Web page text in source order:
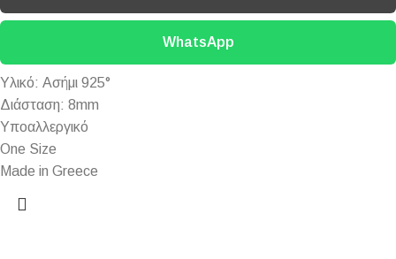
WhatsApp
Υλικό: Ασήμι 925°
Διάσταση: 8mm
Υποαλλεργικό
One Size
Made in Greece